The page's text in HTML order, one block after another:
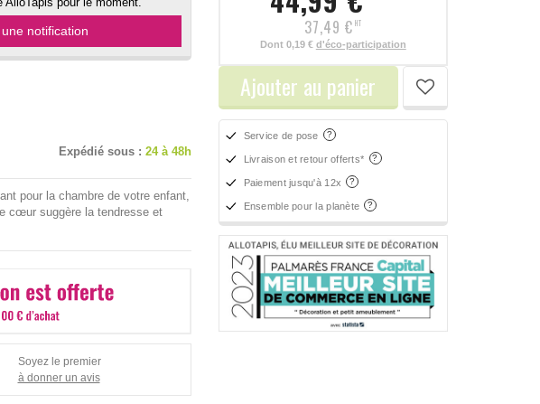
notification
Expédié sous : 24 à 48h
pour la chambre de votre enfant,
cœur suggère la tendresse et
Soyez le premier
à donner un avis
37,49 € HT
Dont 0,19 € d'éco-participation
Ajouter au panier
Service de pose
Livraison et retour offerts*
Paiement jusqu'à 12x
Ensemble pour la planète